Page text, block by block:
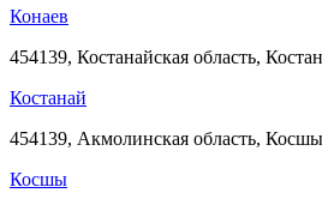
Конаев
454139, Костанайская область,
Костанай
454139, Акмолинская область,
Косшы